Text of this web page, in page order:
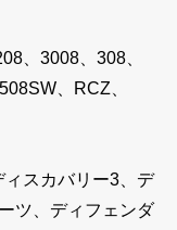
、3008、308、
、RCZ、
スカバリー3、デ
ツ、ディフェンダ